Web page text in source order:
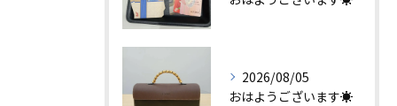
2026/08/05
おはようございます☀